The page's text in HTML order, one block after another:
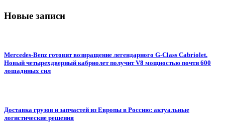
Новые записи
Mercedes-Benz готовит возвращение легендарного G-Class Cabriolet.
Новый четырехдверный кабриолет получит V8 мощностью почти 600
лошадиных сил
Доставка грузов и запчастей из Европы в Россию: актуальные
логистические решения